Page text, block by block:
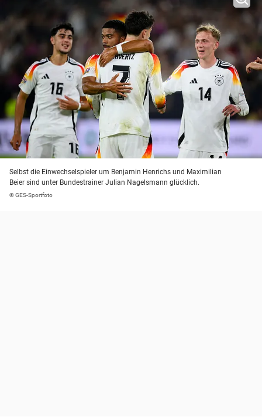
Selbst die Einwechselspieler um Benjamin Henrichs und Maximilian
Beier sind unter Bundestrainer Julian Nagelsmann glücklich.
© GES-Sportfoto